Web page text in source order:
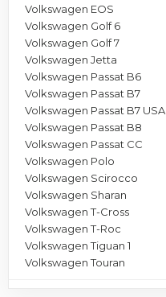
Volkswagen EOS
Volkswagen Golf 6
Volkswagen Golf 7
Volkswagen Jetta
Volkswagen Passat B6
Volkswagen Passat B7
Volkswagen Passat B7 USA
Volkswagen Passat B8
Volkswagen Passat CC
Volkswagen Polo
Volkswagen Scirocco
Volkswagen Sharan
Volkswagen T-Cross
Volkswagen T-Roc
Volkswagen Tiguan 1
Volkswagen Touran